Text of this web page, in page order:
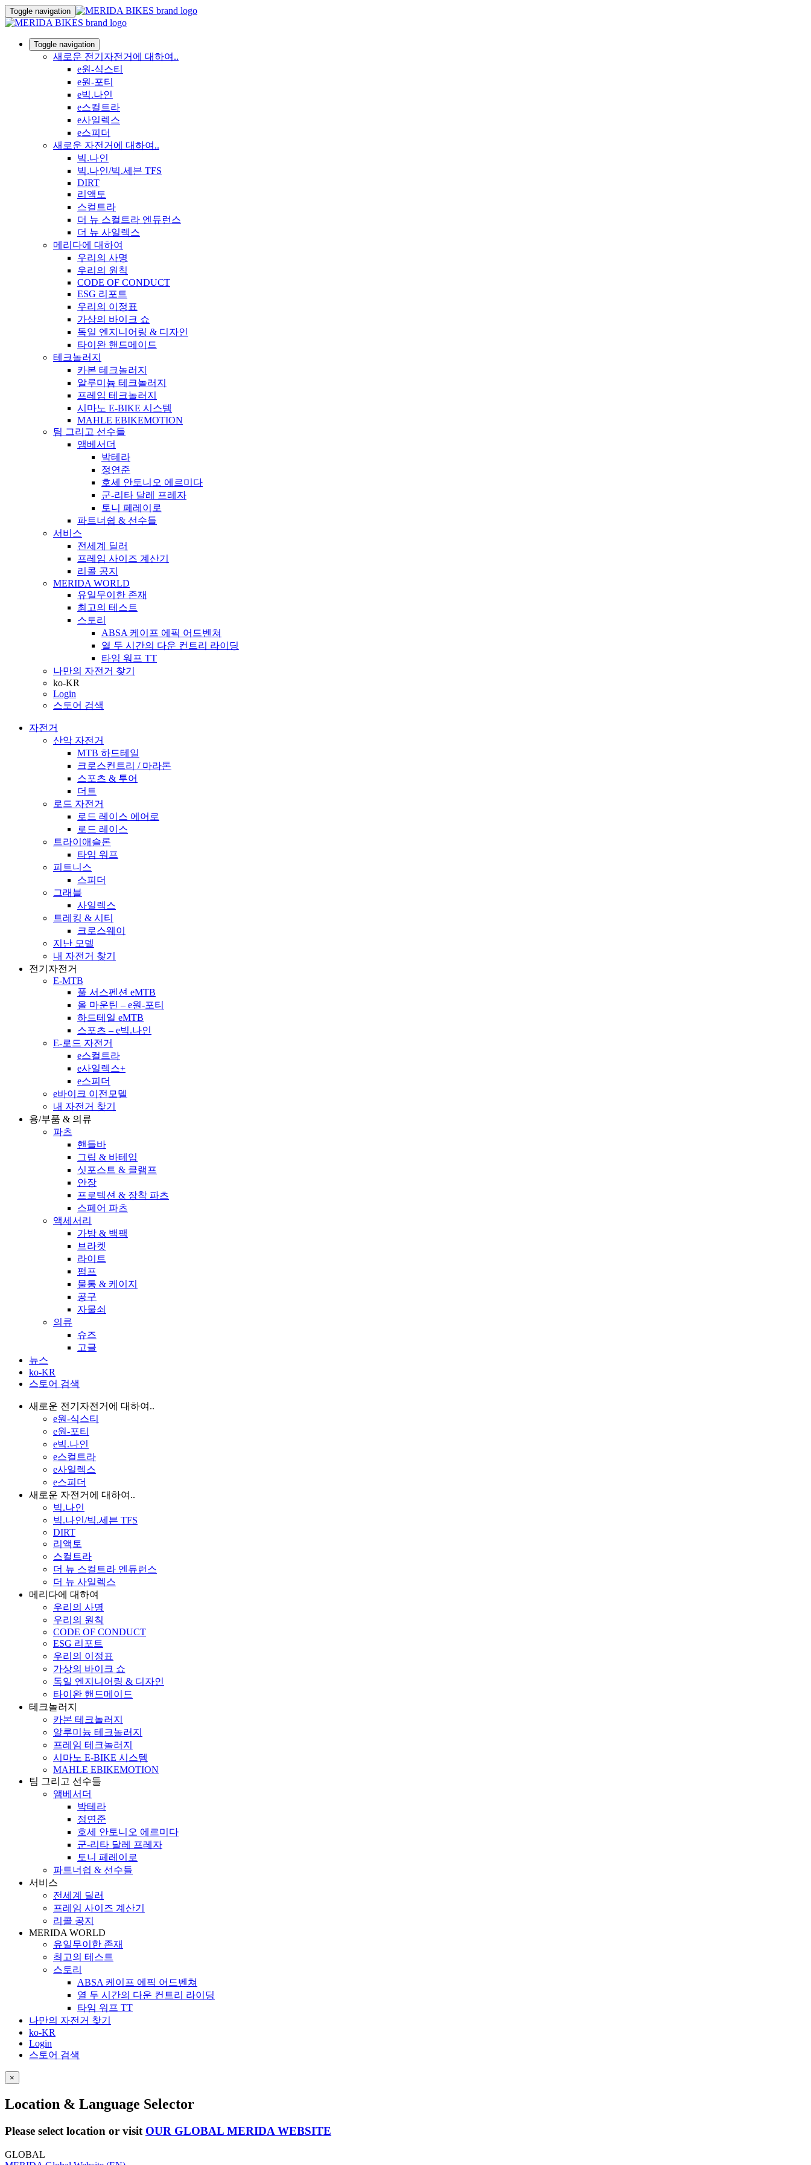
Toggle navigation
Toggle navigation
새로운 전기자전거에 대하여..
e원-식스티
e원-포티
e빅.나인
e스컬트라
e사일렉스
e스피더
새로운 자전거에 대하여..
빅.나인
빅.나인/빅.세븐 TFS
DIRT
리액토
스컬트라
더 뉴 스컬트라 엔듀런스
더 뉴 사일렉스
메리다에 대하여
우리의 사명
우리의 원칙
CODE OF CONDUCT
ESG 리포트
우리의 이정표
가상의 바이크 쇼
독일 엔지니어링 & 디자인
타이완 핸드메이드
테크놀러지
카본 테크놀러지
알루미늄 테크놀러지
프레임 테크놀러지
시마노 E-BIKE 시스템
MAHLE EBIKEMOTION
팀 그리고 선수들
앰베서더
박테라
정연준
호세 안토니오 에르미다
군-리타 달레 프레자
토니 페레이로
파트너쉽 & 선수들
서비스
전세계 딜러
프레임 사이즈 계산기
리콜 공지
MERIDA WORLD
유일무이한 존재
최고의 테스트
스토리
ABSA 케이프 에픽 어드벤쳐
열 두 시간의 다운 컨트리 라이딩
타임 워프 TT
나만의 자전거 찾기
ko-KR
Login
스토어 검색
자전거
산악 자전거
MTB 하드테일
크로스컨트리 / 마라톤
스포츠 & 투어
더트
로드 자전거
로드 레이스 에어로
로드 레이스
트라이애슬론
타임 워프
피트니스
스피더
그래블
사일렉스
트레킹 & 시티
크로스웨이
지난 모델
내 자전거 찾기
전기자전거
E-MTB
풀 서스펜션 eMTB
올 마운틴 – e원-포티
하드테일 eMTB
스포츠 – e빅.나인
E-로드 자전거
e스컬트라
e사일렉스+
e스피더
e바이크 이전모델
내 자전거 찾기
용/부품 & 의류
파츠
핸들바
그립 & 바테입
싯포스트 & 클램프
안장
프로텍션 & 장착 파츠
스페어 파츠
액세서리
가방 & 백팩
브라켓
라이트
펌프
물통 & 케이지
공구
자물쇠
의류
슈즈
고글
뉴스
ko-KR
스토어 검색
새로운 전기자전거에 대하여..
e원-식스티
e원-포티
e빅.나인
e스컬트라
e사일렉스
e스피더
새로운 자전거에 대하여..
빅.나인
빅.나인/빅.세븐 TFS
DIRT
리액토
스컬트라
더 뉴 스컬트라 엔듀런스
더 뉴 사일렉스
메리다에 대하여
우리의 사명
우리의 원칙
CODE OF CONDUCT
ESG 리포트
우리의 이정표
가상의 바이크 쇼
독일 엔지니어링 & 디자인
타이완 핸드메이드
테크놀러지
카본 테크놀러지
알루미늄 테크놀러지
프레임 테크놀러지
시마노 E-BIKE 시스템
MAHLE EBIKEMOTION
팀 그리고 선수들
앰베서더
박테라
정연준
호세 안토니오 에르미다
군-리타 달레 프레자
토니 페레이로
파트너쉽 & 선수들
서비스
전세계 딜러
프레임 사이즈 계산기
리콜 공지
MERIDA WORLD
유일무이한 존재
최고의 테스트
스토리
ABSA 케이프 에픽 어드벤쳐
열 두 시간의 다운 컨트리 라이딩
타임 워프 TT
나만의 자전거 찾기
ko-KR
Login
스토어 검색
×
Location & Language Selector
Please select location or visit OUR GLOBAL MERIDA WEBSITE
GLOBAL